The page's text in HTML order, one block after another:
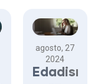
o que
atraer y
retener al
mejor
talento se
agosto, 27
2024
Edadismo